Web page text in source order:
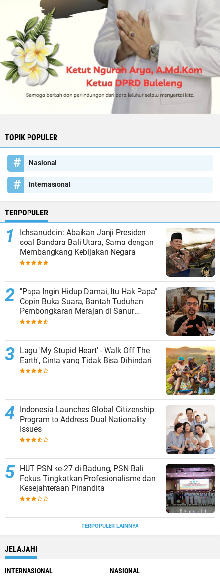
TOPIK POPULER
Nasional
Internasional
TERPOPULER
Ichsanuddin: Abaikan Janji Presiden
soal Bandara Bali Utara, Sama dengan
Membangkang Kebijakan Negara
"Papa Ingin Hidup Damai, Itu Hak Papa"
Copin Buka Suara, Bantah Tuduhan
Pembongkaran Merajan di Sanur
Sepihak
Lagu 'My Stupid Heart' - Walk Off The
Earth', Cinta yang Tidak Bisa Dihindari
Indonesia Launches Global Citizenship
Program to Address Dual Nationality
Issues
HUT PSN ke-27 di Badung, PSN Bali
Fokus Tingkatkan Profesionalisme dan
Kesejahteraan Pinandita
TERPOPULER LAINNYA
JELAJAHI
INTERNASIONAL NASIONAL